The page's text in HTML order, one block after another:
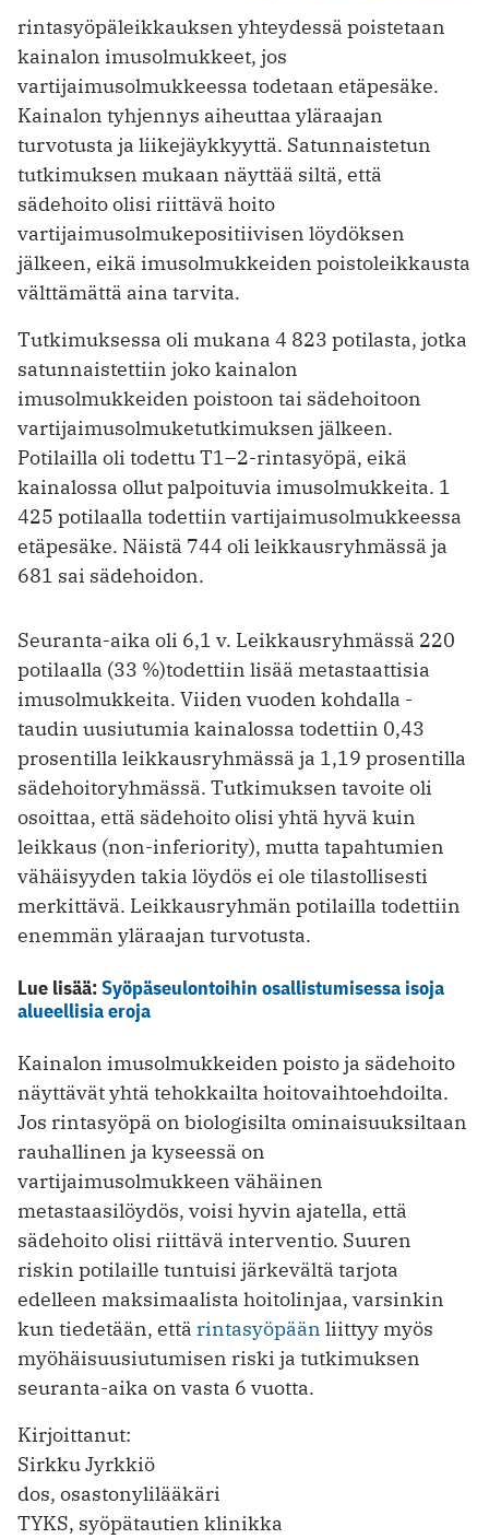
rintasyöpäleikkauksen yhteydessä poistetaan
kainalon imusolmukkeet, jos
vartijaimusolmukkeessa todetaan etäpesäke.
Kainalon tyhjennys aiheuttaa yläraajan
turvotusta ja liikejäykkyyttä. Satunnaistetun
tutkimuksen mukaan näyttää siltä, että
sädehoito olisi riittävä hoito
vartijaimusolmukepositiivisen löydöksen
jälkeen, eikä imusolmukkeiden poistoleikkausta
välttämättä aina tarvita.
Tutkimuksessa oli mukana 4 823 potilasta, jotka
satunnaistettiin joko kainalon
imusolmukkeiden poistoon tai sädehoitoon
vartijaimusolmuketutkimuksen jälkeen.
Potilailla oli todettu T1–2-rintasyöpä, eikä
kainalossa ollut palpoituvia imusolmukkeita. 1
425 potilaalla todettiin vartijaimusolmukkeessa
etäpesäke. Näistä 744 oli leikkausryhmässä ja
681 sai sädehoidon.
Seuranta-aika oli 6,1 v. Leikkausryhmässä 220
potilaalla (33 %)todettiin lisää metastaattisia
imusolmukkeita. Viiden vuoden kohdalla ­
taudin ­uusiutumia kainalossa todettiin 0,43
prosentilla leikkausryhmässä ja 1,19 prosentilla
sädehoitoryhmässä. Tutkimuksen tavoite oli
osoittaa, että sädehoito olisi yhtä hyvä kuin
leikkaus (non-inferiority), mutta tapahtumien
vähäisyyden takia löydös ei ole tilastollisesti
merkittävä. Leikkausryhmän potilailla todettiin
enemmän yläraajan turvotusta.
Lue lisää:Syöpäseulontoihin osallistumisessa isoja
alueellisia eroja
Kainalon imusolmukkeiden poisto ja sädehoito
näyttävät yhtä tehokkailta hoitovaihtoehdoilta.
Jos rintasyöpä on biologisilta ominaisuuksiltaan
rauhallinen ja kyseessä on
vartijaimusolmukkeen vähäinen
metastaasilöydös, voisi hyvin ajatella, että
sädehoito olisi riittävä interventio. Suuren
riskin potilaille tuntuisi järkevältä tarjota
edelleen maksimaalista hoitolinjaa, varsinkin
kun tiedetään, että rintasyöpään liittyy myös
myöhäisuusiutumisen riski ja tutkimuksen
seuranta-aika on vasta 6 vuotta.
Kirjoittanut:
Sirkku Jyrkkiö
dos, osastonylilääkäri
TYKS, syöpätautien klinikka